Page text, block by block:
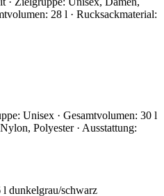
28 l · Rucksackmaterial:
Unisex · Gesamtvolumen: 30 l
Polyester · Ausstattung: